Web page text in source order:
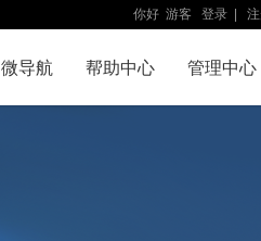
你好 游客 登录
微导航 帮助中心 管理中心